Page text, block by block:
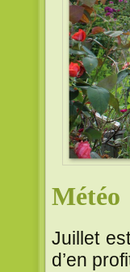
Météo
Juillet
d’en